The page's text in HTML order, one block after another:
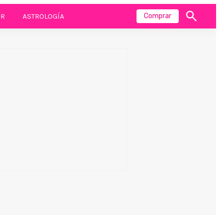
ASTROLOGÍA Comprar
Mostrar